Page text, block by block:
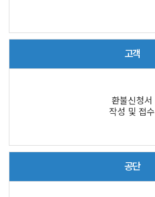
고객
환불신청서
작성 및 접수
공단